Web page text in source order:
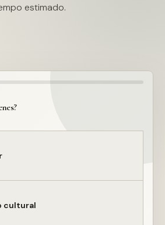
estimado.
cultural